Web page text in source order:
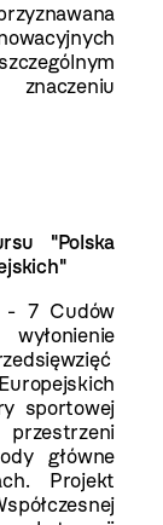
"Polska
- 7 Cudów
sportowej
przestrzeni
główne
Projekt